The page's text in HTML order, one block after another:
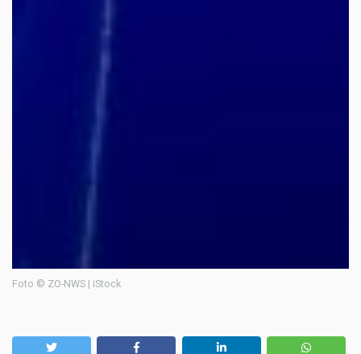
Foto © ZO-NWS | iStock